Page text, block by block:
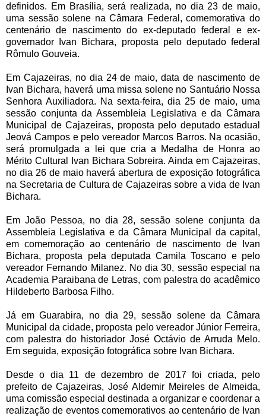
definidos. Em Brasília, será realizada, no dia 23 de maio,
uma sessão solene na Câmara Federal, comemorativa do
centenário de nascimento do ex-deputado federal e ex-
governador Ivan Bichara, proposta pelo deputado federal
Rômulo Gouveia.
Em Cajazeiras, no dia 24 de maio, data de nascimento de
Ivan Bichara, haverá uma missa solene no Santuário Nossa
Senhora Auxiliadora. Na sexta-feira, dia 25 de maio, uma
sessão conjunta da Assembleia Legislativa e da Câmara
Municipal de Cajazeiras, proposta pelo deputado estadual
Jeová Campos e pelo vereador Marcos Barros. Na ocasião,
será promulgada a lei que cria a Medalha de Honra ao
Mérito Cultural Ivan Bichara Sobreira. Ainda em Cajazeiras,
no dia 26 de maio haverá abertura de exposição fotográfica
na Secretaria de Cultura de Cajazeiras sobre a vida de Ivan
Bichara.
Em João Pessoa, no dia 28, sessão solene conjunta da
Assembleia Legislativa e da Câmara Municipal da capital,
em comemoração ao centenário de nascimento de Ivan
Bichara, proposta pela deputada Camila Toscano e pelo
vereador Fernando Milanez. No dia 30, sessão especial na
Academia Paraibana de Letras, com palestra do acadêmico
Hildeberto Barbosa Filho.
Já em Guarabira, no dia 29, sessão solene da Câmara
Municipal da cidade, proposta pelo vereador Júnior Ferreira,
com palestra do historiador José Octávio de Arruda Melo.
Em seguida, exposição fotográfica sobre Ivan Bichara.
Desde o dia 11 de dezembro de 2017 foi criada, pelo
prefeito de Cajazeiras, José Aldemir Meireles de Almeida,
uma comissão especial destinada a organizar e coordenar a
realização de eventos comemorativos ao centenário de Ivan